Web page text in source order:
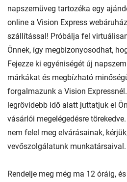
napszemüveg tartozéka egy
online a Vision Express
szállítással! Próbálja fel
Önnek, így megbizonyosodhat,
Fejezze ki egyéniségét új
márkákat és megbízható
forgalmazunk a Vision
legrövidebb idő alatt juttatjuk el
vásárlói megelégedésre
nem felel meg elvárásainak,
vevőszolgálatunk munkatársaival.
Rendelje meg még ma 12 óráig,